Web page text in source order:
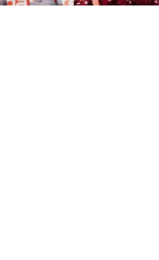
Assembleia Geral dos Credores realizada na